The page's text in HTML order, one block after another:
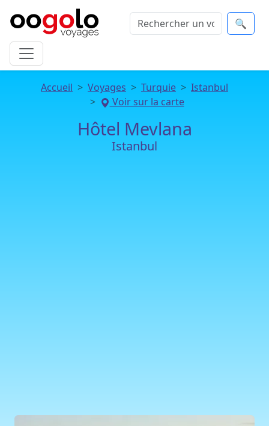
🔍
Accueil Voyages Turquie
Istanbul
Voir sur la carte
Hôtel Mevlana
Istanbul